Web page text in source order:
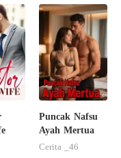
Puncak Nafsu
Ayah Mertua
Cerita _46